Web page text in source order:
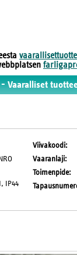
Vaaralliset
IP44
Viivakoodi:
Vaaranlaji:
Toimenpide: